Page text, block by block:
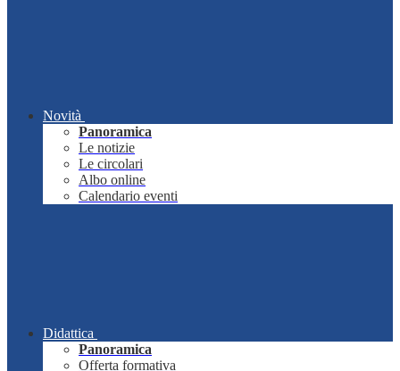
Novità
Panoramica
Le notizie
Le circolari
Albo online
Calendario eventi
Didattica
Panoramica
Offerta formativa